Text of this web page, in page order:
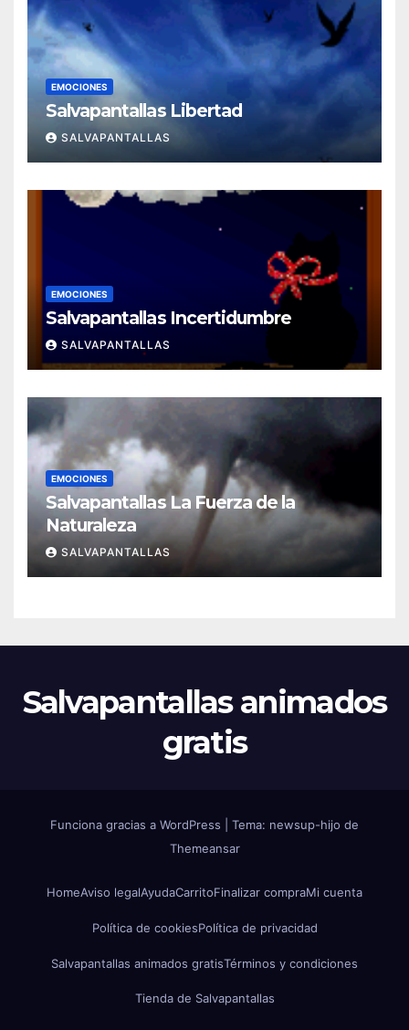
EMOCIONES
Salvapantallas Libertad
SALVAPANTALLAS
EMOCIONES
Salvapantallas Incertidumbre
SALVAPANTALLAS
EMOCIONES
Salvapantallas La Fuerza de la
Naturaleza
SALVAPANTALLAS
Salvapantallas animados
gratis
Funciona gracias a WordPress
Tema: newsup-hijo de
Themeansar
HomeAviso legalAyudaCarritoFinalizar compraMi cuenta
Política de cookiesPolítica de privacidad
Salvapantallas animados gratisTérminos y condiciones
Tienda de Salvapantallas